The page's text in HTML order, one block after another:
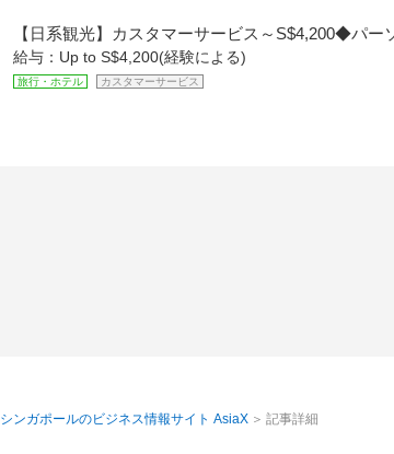
【日系観光】カスタマーサービス～S$4,200◆パ
給与：Up to S$4,200(経験による)
旅行・ホテル カスタマーサービス
シンガポールのビジネス情報サイト AsiaX 記事詳細